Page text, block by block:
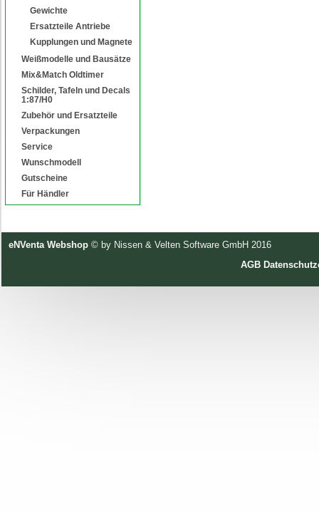
Gewichte
Ersatzteile Antriebe
Kupplungen und Magnete
Weißmodelle und Bausätze
Mix&Match Oldtimer
Schilder, Tafeln und Decals
1:87/H0
Zubehör und Ersatzteile
Verpackungen
Service
Wunschmodell
Gutscheine
Für Händler
eNVenta Webshop © by Nissen & Velten Software GmbH 2016
AGB